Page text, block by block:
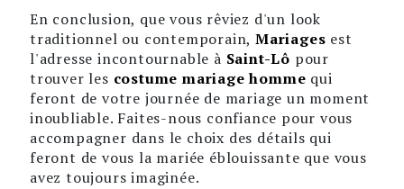
En conclusion, que vous rêviez d'un look
traditionnel ou contemporain,Mariages est
l'adresse incontournable à Saint-Lô pour
trouver les costume mariage homme qui
feront de votre journée de mariage un moment
inoubliable. Faites-nous confiance pour vous
accompagner dans le choix des détails qui
feront de vous la mariée éblouissante que vous
avez toujours imaginée.